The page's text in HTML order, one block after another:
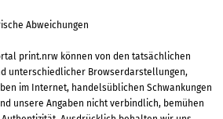
Abweichungen
print.nrw können von den tatsächlichen
unterschiedlicher Browserdarstellungen,
im Internet, handelsüblichen Schwankungen
unsere Angaben nicht verbindlich, bemühen